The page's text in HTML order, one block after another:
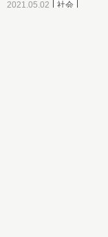
2021.05.02 社会